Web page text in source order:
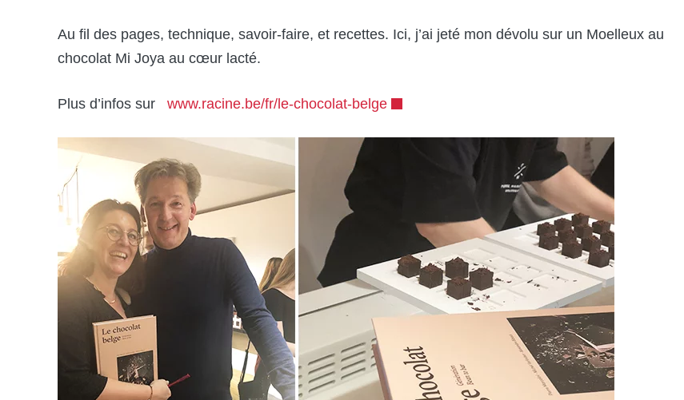
Au fil des pages, technique, savoir-faire, et recettes. Ici, j’ai jeté mon dévolu sur un Moelleux au
chocolat Mi Joya au cœur lacté.
Plus d’infos sur www.racine.be/fr/le-chocolat-belge